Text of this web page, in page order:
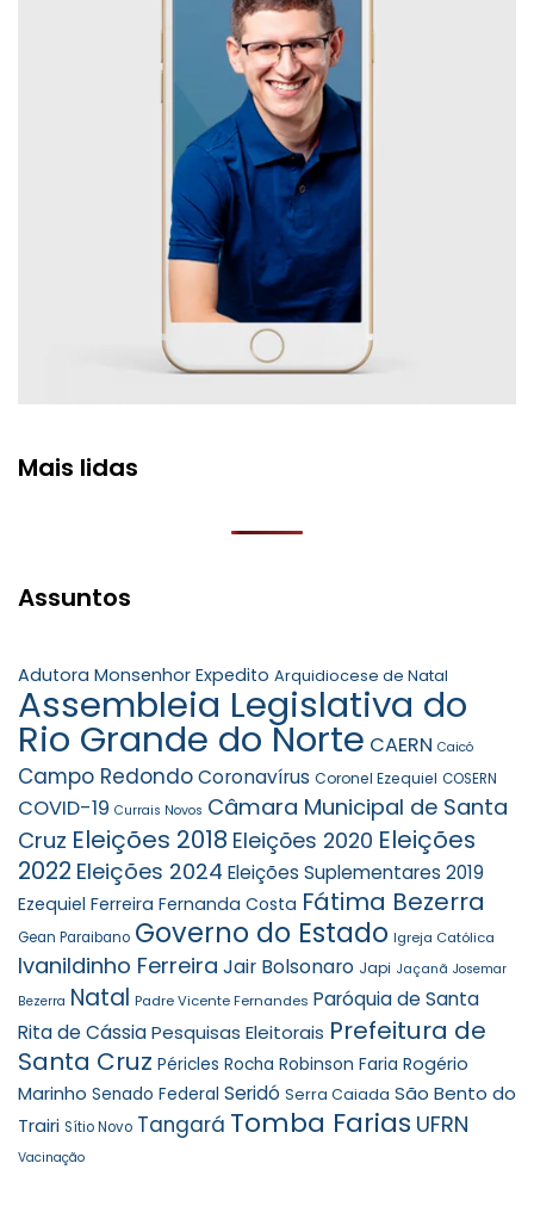
Mais lidas
Assuntos
Adutora Monsenhor Expedito Arquidiocese de Natal
Assembleia Legislativa do
Rio Grande do Norte CAERN Caicó
Campo RedondoCoronavírus Coronel Ezequiel COSERN
COVID-19 Currais Novos Câmara Municipal de Santa
Cruz Eleições 2018 Eleições 2020 Eleições
2022 Eleições 2024 Eleições Suplementares 2019
Ezequiel Ferreira Fernanda Costa Fátima Bezerra
Gean Paraibano Governo do Estado Igreja Católica
Ivanildinho Ferreira Jair Bolsonaro Japi Jaçanã Josemar
Bezerra Natal Padre Vicente Fernandes Paróquia de Santa
Rita de CássiaPesquisas Eleitorais Prefeitura de
Santa Cruz Péricles Rocha Robinson Faria Rogério
Marinho Senado Federal Seridó Serra Caiada São Bento do
Trairi Sítio Novo Tangará Tomba Farias UFRN
Vacinação